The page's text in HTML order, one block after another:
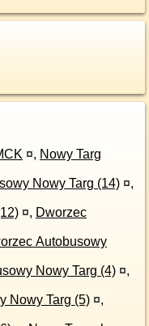
¤, Nowy Targ
Nowy Targ (14) ¤,
¤, Dworzec
Autobusowy
Nowy Targ (4) ¤,
Nowy Targ (5) ¤,